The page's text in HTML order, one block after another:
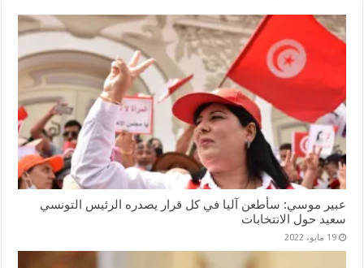
عبير موسي: سأطعن آليا في كل قرار يصدره الرئيس التونسي
سعيد حول الانتخابات
19 مايو، 2022